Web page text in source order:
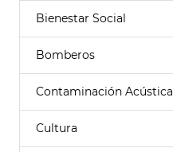
Bienestar Social
Bomberos
Contaminación Acústica
Cultura